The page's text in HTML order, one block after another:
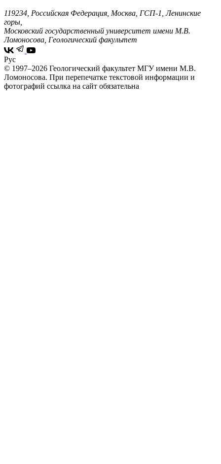
119234, Российская Федерация, Москва, ГСП-1, Ленинские
горы,
Московский государственный университет имени М.В.
Ломоносова, Геологический факультет
Рус
© 1997–2026 Геологический факультет МГУ имени М.В.
Ломоносова. При перепечатке текстовой информации и
фотографий ссылка на сайт обязательна